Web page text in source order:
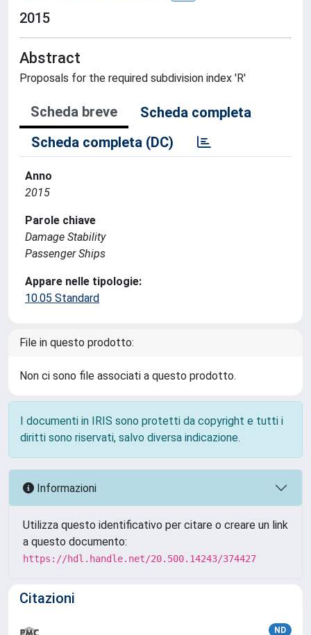
2015
Abstract
Proposals for the required subdivision index 'R'
Scheda breve
Scheda completa
Scheda completa (DC)
Anno
2015
Parole chiave
Damage Stability
Passenger Ships
Appare nelle tipologie:
10.05 Standard
File in questo prodotto:
Non ci sono file associati a questo prodotto.
I documenti in IRIS sono protetti da copyright e tutti i
diritti sono riservati, salvo diversa indicazione.
Informazioni
Utilizza questo identificativo per citare o creare un link
a questo documento:
https://hdl.handle.net/20.500.14243/374427
Citazioni
ND